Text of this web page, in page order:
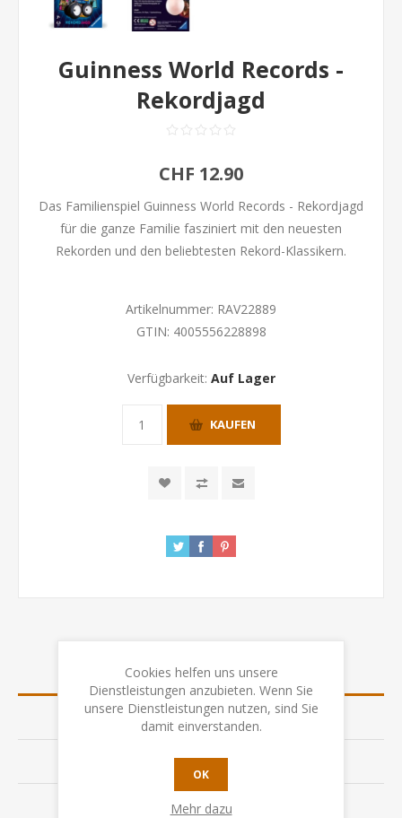
Guinness World Records -
Rekordjagd
CHF 12.90
Das Familienspiel Guinness World Records - Rekordjagd
für die ganze Familie fasziniert mit den neuesten
Rekorden und den beliebtesten Rekord-Klassikern.
Artikelnummer: RAV22889
GTIN: 4005556228898
Verfügbarkeit: Auf Lager
KAUFEN
ÜBERSICHT
SPEZIFIKATION
BEWERTUNGEN
KONTAKTIEREN SIE UNS
Cookies helfen uns unsere
Dienstleistungen anzubieten. Wenn Sie
unsere Dienstleistungen nutzen, sind Sie
damit einverstanden.
OK
Mehr dazu